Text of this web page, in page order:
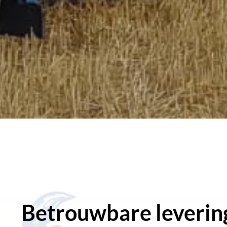
Betrouwbare